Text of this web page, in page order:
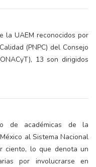
la UAEM reconocidos por
(PNPC) del Consejo
13 son dirigidos
de académicas de la
al Sistema Nacional
ciento, lo que denota un
por involucrarse en